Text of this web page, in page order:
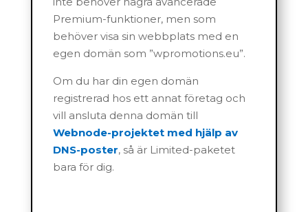
Premium-funktioner, men som
behöver visa sin webbplats med en
egen domän som ”wpromotions.eu”.
Om du har din egen domän
registrerad hos ett annat företag och
vill ansluta denna domän till
Webnode-projektet med hjälp av
DNS-poster, så är Limited-paketet
bara för dig.